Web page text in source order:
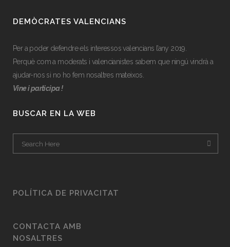
DEMÒCRATES VALENCIANS
Per a poder defendre els interessos valencians l’any 2019.
Perquè com a moderats i valencianistes sabem que ningú vindrà a
ajudar-nos si no ho fem nosaltres mateixos.
Vine i participa !
BUSCAR EN LA WEB
POLÍTICA DE PRIVACITAT
CONTACTA AMB
NOSALTRES